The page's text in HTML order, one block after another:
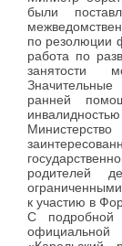
были
по резолюции
работа по
занятости
ранней
родителей
к участию в
С подробной